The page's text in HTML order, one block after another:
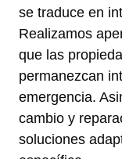
se traduce en
Realizamos
que las
permanezcan
emergencia.
cambio y
soluciones